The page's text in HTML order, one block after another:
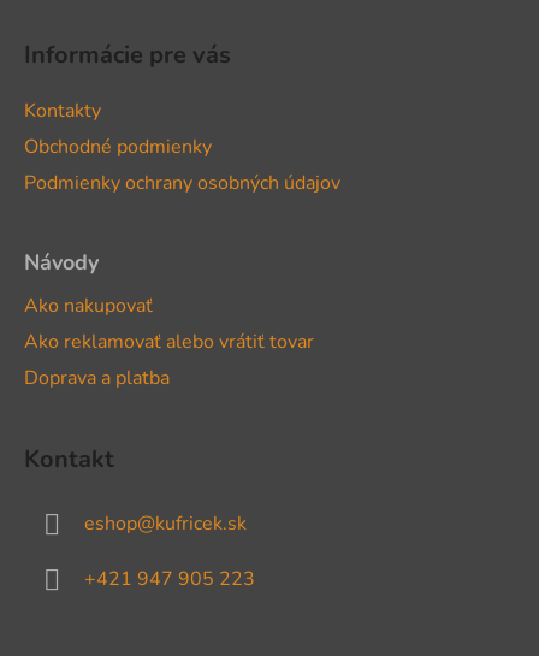
Informácie pre vás
Kontakty
Obchodné podmienky
Podmienky ochrany osobných údajov
Návody
Ako nakupovať
Ako reklamovať alebo vrátiť tovar
Doprava a platba
Kontakt
eshop@kufricek.sk
+421 947 905 223